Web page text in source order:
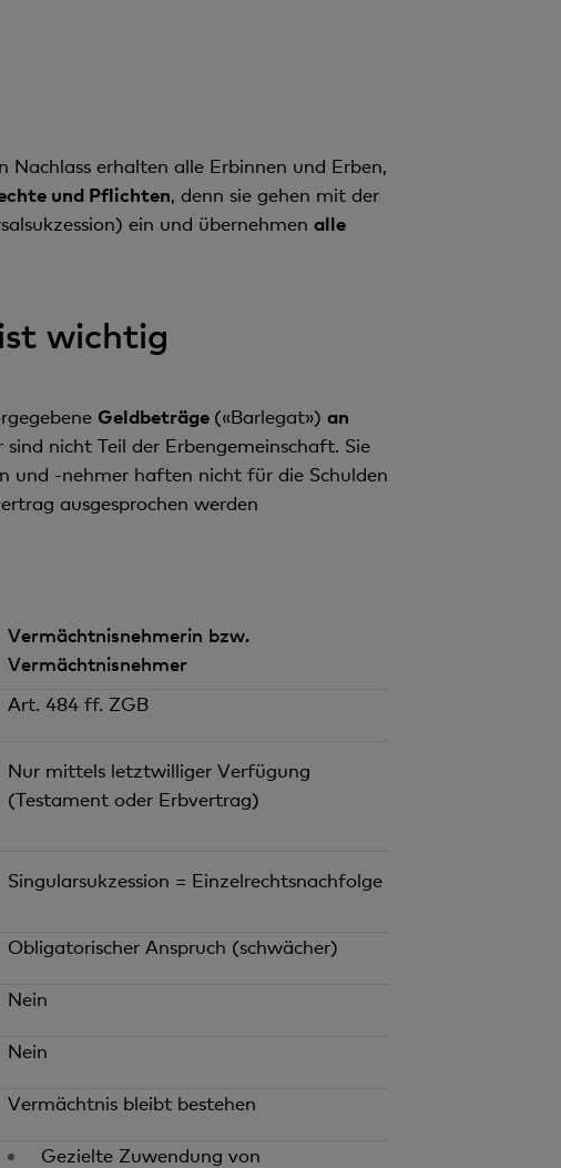
Nachlass erhalten alle Erbinnen und Erben,
und Pflichten, denn sie gehen mit der
ein und übernehmen alle
wichtig
Geldbeträge («Barlegat») an
nicht Teil der Erbengemeinschaft. Sie
und -nehmer haften nicht für die Schulden
ausgesprochen werden
Vermächtnisnehmerin bzw.
Vermächtnisnehmer
Art. 484 ff. ZGB
Nur mittels letztwilliger Verfügung
(Testament oder Erbvertrag)
Singularsukzession = Einzelrechtsnachfolge
Obligatorischer Anspruch (schwächer)
Nein
Nein
Vermächtnis bleibt bestehen
Gezielte Zuwendung von